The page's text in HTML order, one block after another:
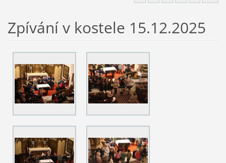
Zpívání v kostele 15.12.2025